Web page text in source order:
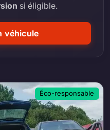
si éligible.
véhicule
Éco-responsable